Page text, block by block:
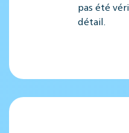
pas été
détail.